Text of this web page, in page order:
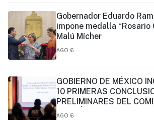
Gobernador Eduardo
impone medalla “Rosario
Malú Mícher
AGO 6
GOBIERNO DE MÉXICO
10 PRIMERAS
PRELIMINARES DEL
CIENTÍFICOS Y
AGO 6